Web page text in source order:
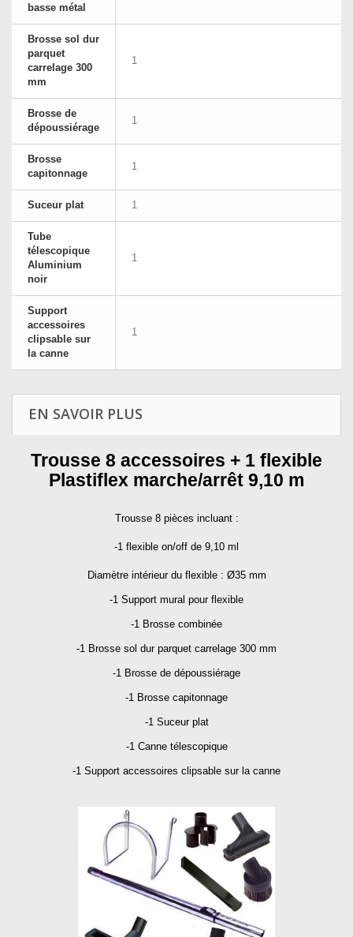
basse métal
Brosse sol dur
parquet
carrelage 300
mm
1
Brosse de
dépoussiérage
1
Brosse
capitonnage
1
Suceur plat 1
Tube
télescopique
Aluminium
noir
1
Support
accessoires
clipsable sur
la canne
1
EN SAVOIR PLUS
Trousse 8 accessoires + 1 flexible
Plastiflex marche/arrêt 9,10 m
Trousse 8 pièces incluant :
-1 flexible on/off de 9,10 ml
Diamètre intérieur du flexible : Ø35 mm
-1 Support mural pour flexible
-1 Brosse combinée
-1 Brosse sol dur parquet carrelage 300 mm
-1 Brosse de dépoussiérage
-1 Brosse capitonnage
-1 Suceur plat
-1 Canne télescopique
-1 Support accessoires clipsable sur la canne